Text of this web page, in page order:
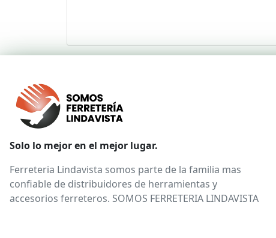
Solo lo mejor en el mejor lugar.
Ferreteria Lindavista somos parte de la familia mas
confiable de distribuidores de herramientas y
accesorios ferreteros. SOMOS FERRETERIA LINDAVISTA